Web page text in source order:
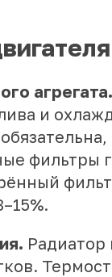
агрегата.
и
фильтры
Радиатор